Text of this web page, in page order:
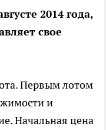
2014 года,
свое
Первым лотом
и
Начальная цена